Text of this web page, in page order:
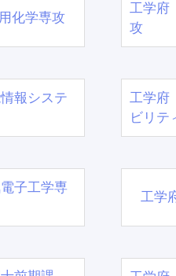
化学専攻
工学府
攻
報システ
工学府
ビリテ
子工学専
工学